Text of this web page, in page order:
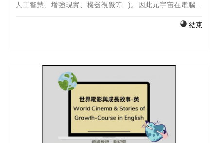
人工智慧、增強現實、機器視覺等...)。因此元宇宙在電腦遊
希望從動漫與遊戲的概念切入元宇宙的範疇，從自己的
結束